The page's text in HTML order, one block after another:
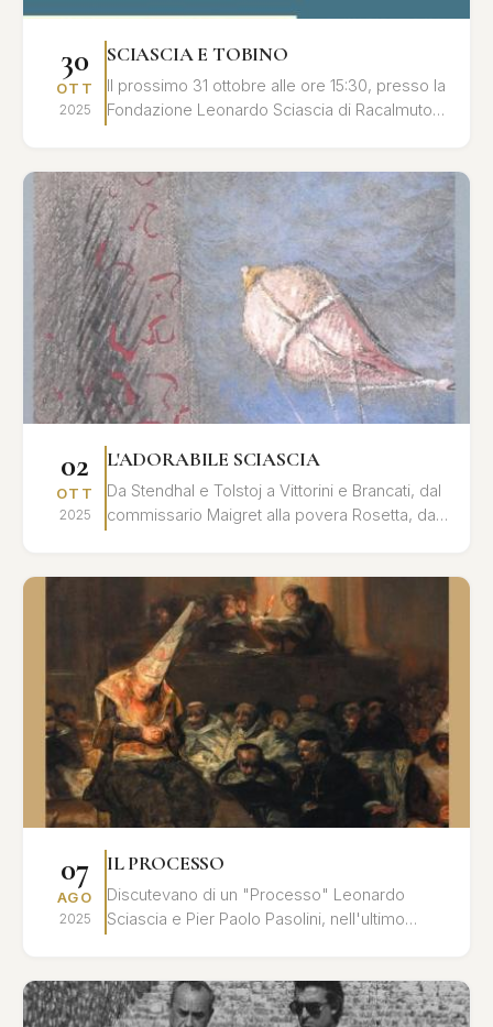
30
OTT
2025
SCIASCIA E TOBINO
Il prossimo 31 ottobre alle ore 15:30, presso la
Fondazione Leonardo Sciascia di Racalmuto,
02
OTT
2025
L'ADORABILE SCIASCIA
Da Stendhal e Tolstoj a Vittorini e Brancati, dal
commissario Maigret alla povera Rosetta, dal
07
AGO
2025
IL PROCESSO
Discutevano di un "Processo" Leonardo
Sciascia e Pier Paolo Pasolini, nell'ultimo